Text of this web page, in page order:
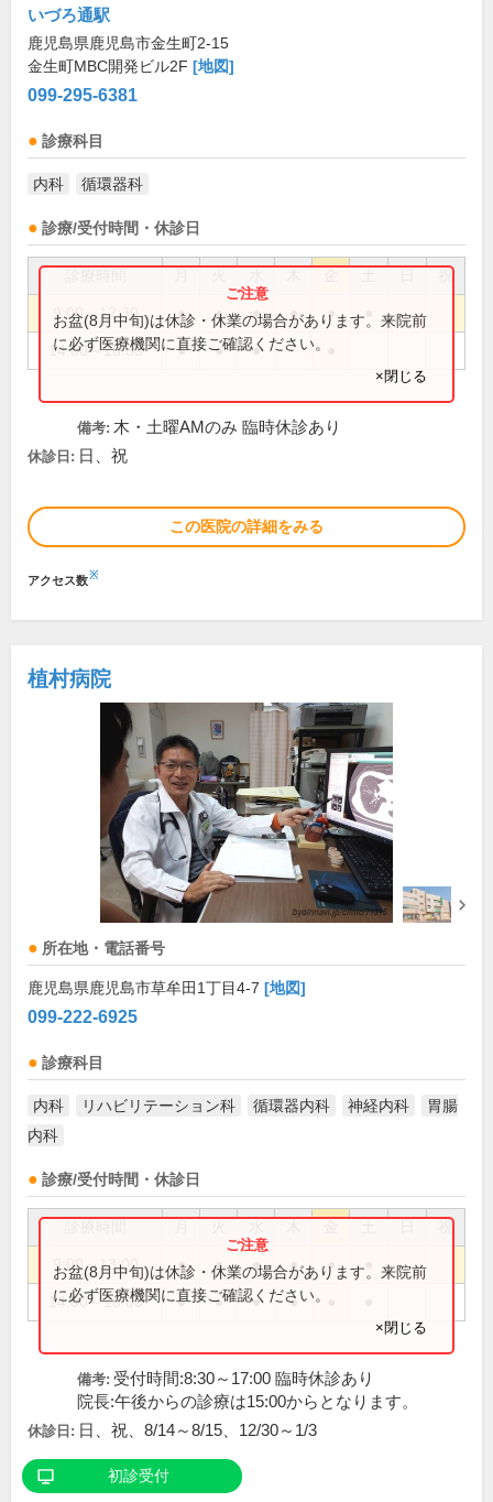
いづろ通駅
鹿児島県鹿児島市金生町2-15
金生町MBC開発ビル2F [地図]
099-295-6381
診療科目
内科 循環器科
診療/受付時間・休診日
祝
9:00～12:30 ● ● ● ● ●
14:00～18:30 ● ● ●
お盆(8月中旬)は休診・休業の場合があります。来院前
に必ず医療機関に直接ご確認ください。
×閉じる
備考: 木・土曜AMのみ 臨時休診あり
休診日: 日、祝
この医院の詳細をみる
アクセス数※
植村病院
所在地・電話番号
鹿児島県鹿児島市草牟田1丁目4-7 [地図]
099-222-6925
診療科目
内科 リハビリテーション科 循環器内科 神経内科
胃腸
内科
診療/受付時間・休診日
祝
9:00～13:00 ● ● ● ● ●
14:00～18:00 ● ● ● ●
お盆(8月中旬)は休診・休業の場合があります。来院前
に必ず医療機関に直接ご確認ください。
×閉じる
備考: 受付時間:8:30～17:00 臨時休診あり
院長:午後からの診療は15:00からとなります。
休診日: 日、祝、8/14～8/15、12/30～1/3
初診受付